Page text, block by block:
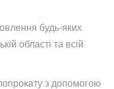
будь-яких
області та всій
з допомогою